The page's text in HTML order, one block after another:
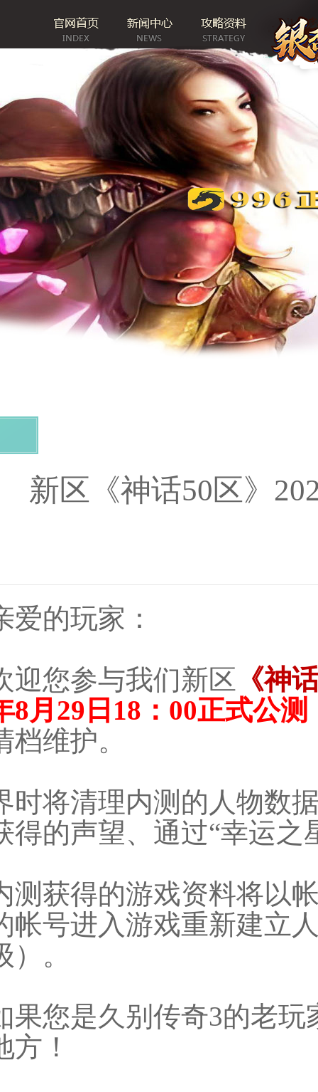
新区《神话50区》
爱的玩家：
迎您参与我们新区 《神
8月29日18：00正式公测
档维护。
时将清理内测的人物数
得的声望、通过“幸运之
测获得的游戏资料将以
帐号进入游戏重新建立
）。
果您是久别传奇3的老
方！